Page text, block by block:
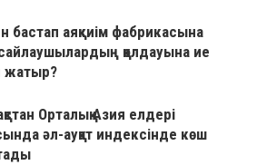
аяқкиім фабрикасына
қолдауына ие
жатыр?
Орталық Азия елдері
әл-ауқат индексінде көш